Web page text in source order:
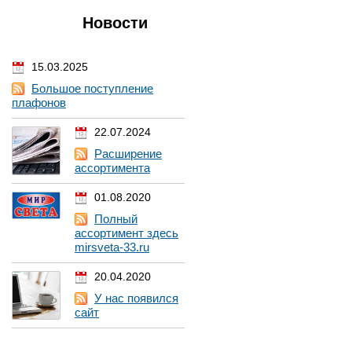
Новости
15.03.2025
Большое поступление
плафонов
22.07.2024
Расширение
ассортимента
01.08.2020
Полный
ассортимент здесь
mirsveta-33.ru
20.04.2020
У нас появился
сайт